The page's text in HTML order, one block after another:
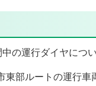
の運行ダイヤにつ
部ルートの運行車